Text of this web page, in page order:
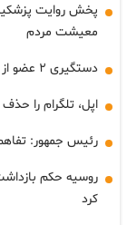
پخش روایت
معیشت مردم
دستگیری ۲ عضو از یک باند سه نفره کلاهبرداری اینترنتی در قزوین
اپل، تلگرام را حذف
رئیس جمهور:
روسیه حکم
کرد